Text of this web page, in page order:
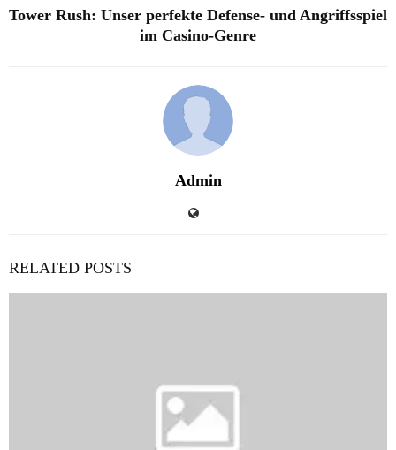
Tower Rush: Unser perfekte Defense- und Angriffsspiel
im Casino-Genre
Admin
RELATED POSTS